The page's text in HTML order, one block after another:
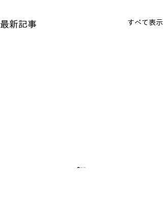
最新記事 すべて表示